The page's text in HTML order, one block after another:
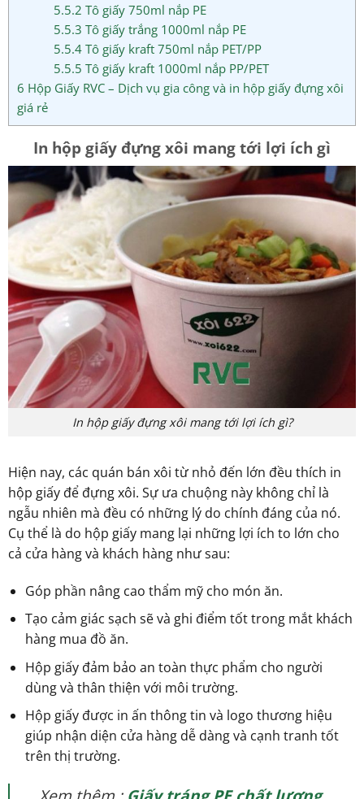
5.5.2 Tô giấy 750ml nắp PE
5.5.3 Tô giấy trắng 1000ml nắp PE
5.5.4 Tô giấy kraft 750ml nắp PET/PP
5.5.5 Tô giấy kraft 1000ml nắp PP/PET
6 Hộp Giấy RVC – Dịch vụ gia công và in hộp giấy đựng xôi
giá rẻ
In hộp giấy đựng xôi mang tới lợi ích gì
In hộp giấy đựng xôi mang tới lợi ích gì?
Hiện nay, các quán bán xôi từ nhỏ đến lớn đều thích in
hộp giấy để đựng xôi. Sự ưa chuộng này không chỉ là
ngẫu nhiên mà đều có những lý do chính đáng của nó.
Cụ thể là do hộp giấy mang lại những lợi ích to lớn cho
cả cửa hàng và khách hàng như sau:
Góp phần nâng cao thẩm mỹ cho món ăn.
Tạo cảm giác sạch sẽ và ghi điểm tốt trong mắt khách
hàng mua đồ ăn.
Hộp giấy đảm bảo an toàn thực phẩm cho người
dùng và thân thiện với môi trường.
Hộp giấy được in ấn thông tin và logo thương hiệu
giúp nhận diện cửa hàng dễ dàng và cạnh tranh tốt
trên thị trường.